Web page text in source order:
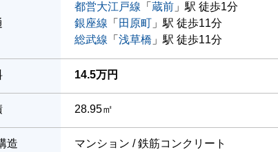
都営大江戸線 「 蔵前 」駅 徒歩1分
銀座線 「 田原町 」駅 徒歩11分
総武線 「 浅草橋 」駅 徒歩11分
14.5万円
28.95㎡
造 マンション / 鉄筋コンクリート